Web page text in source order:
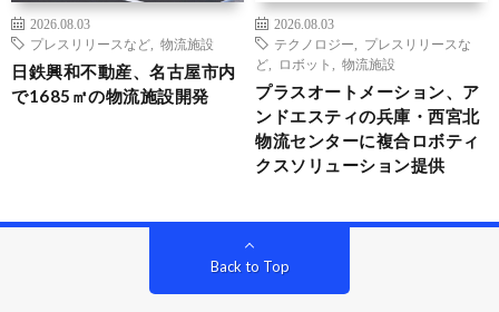
2026.08.03
プレスリリースなど
物流施設
日鉄興和不動産、名古屋市内
で1685㎡の物流施設開発
2026.08.03
テクノロジー
プレスリリースな
ど
ロボット 物流施設
プラスオートメーション、ア
ンドエスティの兵庫・西宮北
物流センターに複合ロボティ
クスソリューション提供
Back to Top